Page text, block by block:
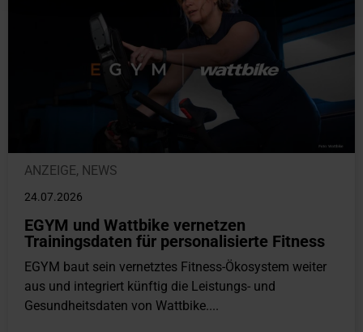
ANZEIGE, NEWS
24.07.2026
EGYM und Wattbike vernetzen
Trainingsdaten für personalisierte Fitness
EGYM baut sein vernetztes Fitness-Ökosystem weiter
aus und integriert künftig die Leistungs- und
Gesundheitsdaten von Wattbike....